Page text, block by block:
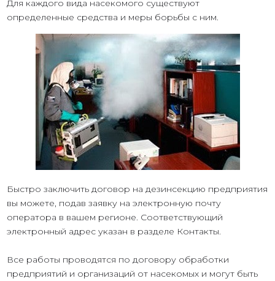
Для каждого вида насекомого существуют
определенные средства и меры борьбы с ним.
Быстро заключить договор на дезинсекцию предприятия
вы можете, подав заявку на электронную почту
оператора в вашем регионе. Соответствующий
электронный адрес указан в разделе Контакты.
Все работы проводятся по договору обработки
предприятий и организаций от насекомых и могут быть